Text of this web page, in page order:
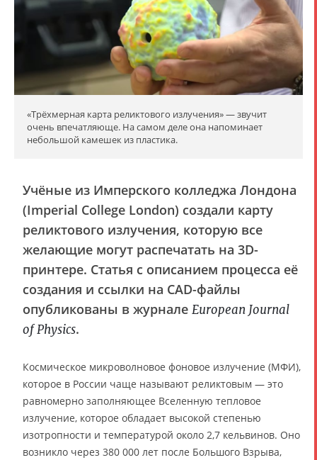
«Трёхмерная карта реликтового излучения» — звучит
очень впечатляюще. На самом деле она напоминает
небольшой камешек из пластика.
Учёные из Имперского колледжа Лондона
(Imperial College London) создали карту
реликтового излучения, которую все
желающие могут распечатать на 3D-
принтере. Статья с описанием процесса её
создания и ссылки на CAD-файлы
опубликованы в журнале European Journal
of Physics.
Космическое микроволновое фоновое излучение (МФИ),
которое в России чаще называют реликтовым — это
равномерно заполняющее Вселенную тепловое
излучение, которое обладает высокой степенью
изотропности и температурой около 2,7 кельвинов. Оно
возникло через 380 000 лет после Большого Взрыва,